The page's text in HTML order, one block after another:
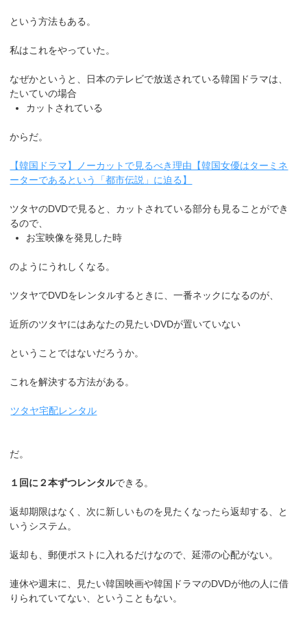
という方法もある。
私はこれをやっていた。
なぜかというと、日本のテレビで放送されている韓国ドラマは、
たいていの場合
カットされている
からだ。
【韓国ドラマ】ノーカットで見るべき理由【韓国女優はターミネ
ーターであるという「都市伝説」に迫る】
ツタヤのDVDで見ると、カットされている部分も見ることができ
るので、
お宝映像を発見した時
のようにうれしくなる。
ツタヤでDVDをレンタルするときに、一番ネックになるのが、
近所のツタヤにはあなたの見たいDVDが置いていない
ということではないだろうか。
これを解決する方法がある。
ツタヤ宅配レンタル
だ。
１回に２本ずつレンタルできる。
返却期限はなく、次に新しいものを見たくなったら返却する、と
いうシステム。
返却も、郵便ポストに入れるだけなので、延滞の心配がない。
連休や週末に、見たい韓国映画や韓国ドラマのDVDが他の人に借
りられていてない、ということもない。